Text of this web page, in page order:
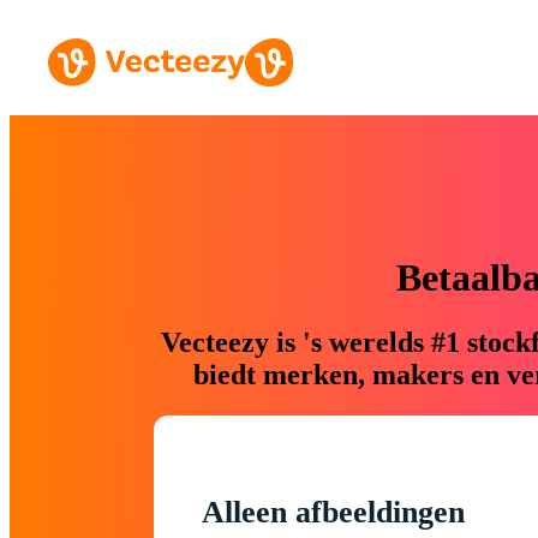
Vecteezy is 's werelds #1
biedt merken, makers en
Alleen afbeeldingen